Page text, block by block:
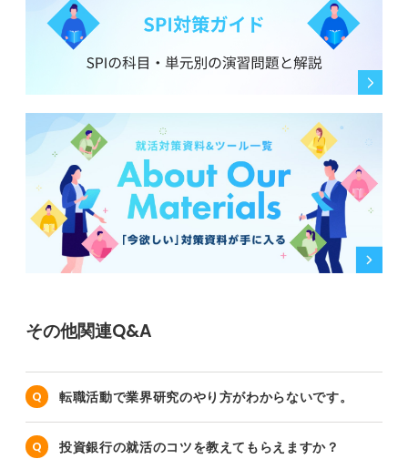
その他関連Q&A
転職活動で業界研究のやり方がわからないです。
投資銀行の就活のコツを教えてもらえますか？